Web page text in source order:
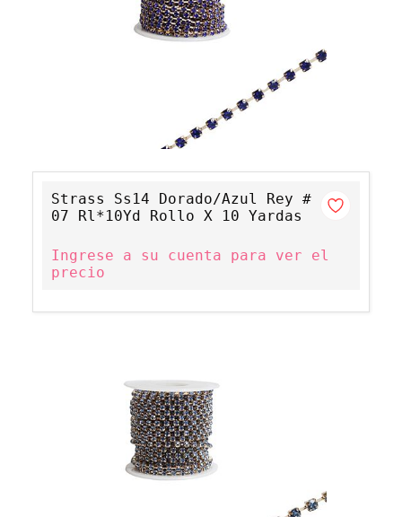
Strass Ss14 Dorado/Azul Rey #
07 Rl*10Yd Rollo X 10 Yardas
Ingrese a su cuenta para ver el
precio